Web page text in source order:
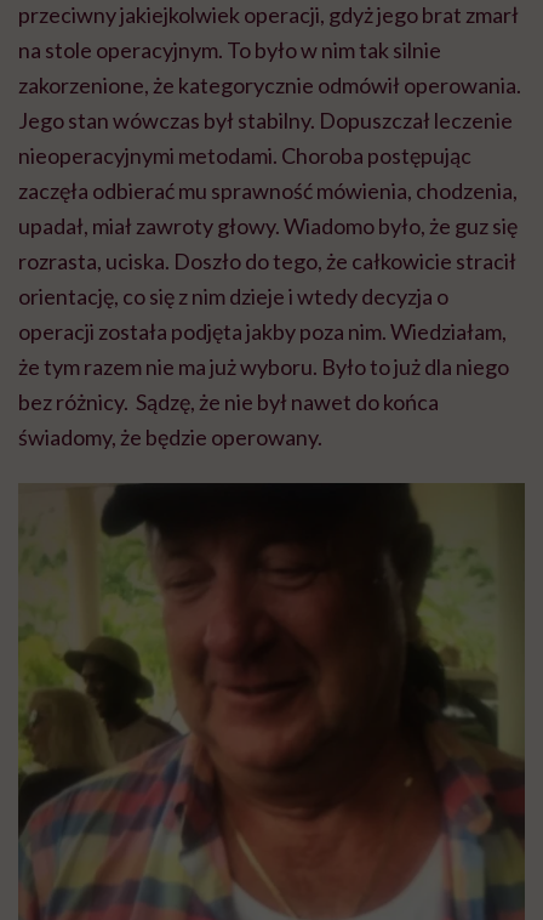
przeciwny jakiejkolwiek operacji, gdyż jego brat zmarł
na stole operacyjnym. To było w nim tak silnie
zakorzenione, że kategorycznie odmówił operowania.
Jego stan wówczas był stabilny. Dopuszczał leczenie
nieoperacyjnymi metodami. Choroba postępując
zaczęła odbierać mu sprawność mówienia, chodzenia,
upadał, miał zawroty głowy. Wiadomo było, że guz się
rozrasta, uciska. Doszło do tego, że całkowicie stracił
orientację, co się z nim dzieje i wtedy decyzja o
operacji została podjęta jakby poza nim. Wiedziałam,
że tym razem nie ma już wyboru. Było to już dla niego
bez różnicy. Sądzę, że nie był nawet do końca
świadomy, że będzie operowany.